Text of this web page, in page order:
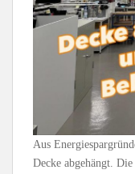
Aus
Decke abgehängt.